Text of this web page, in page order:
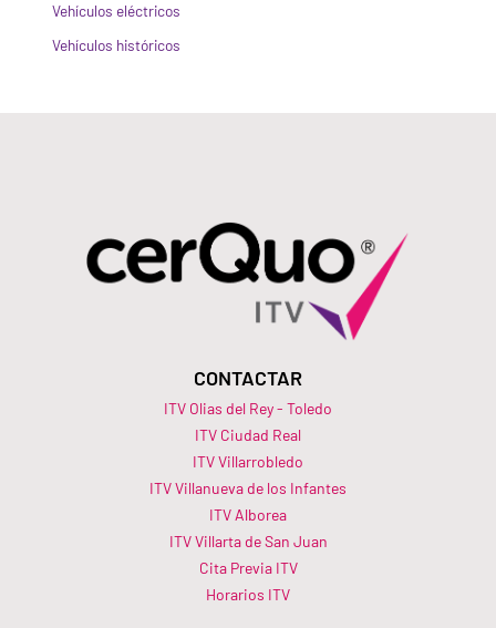
Vehículos eléctricos
Vehículos históricos
CONTACTAR
ITV Olias del Rey - Toledo
ITV Ciudad Real
ITV Villarrobledo
ITV Villanueva de los Infantes
ITV Alborea
ITV Villarta de San Juan
Cita Previa ITV
Horarios ITV​